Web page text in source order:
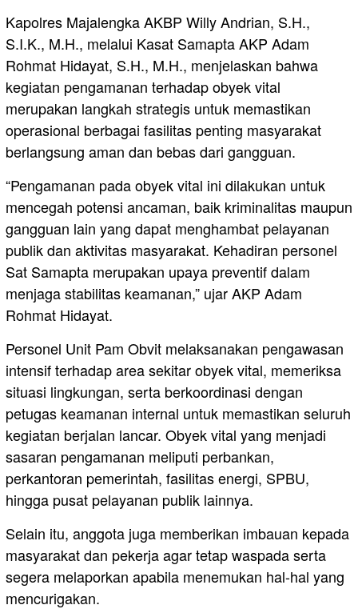
Kapolres Majalengka AKBP Willy Andrian, S.H.,
S.I.K., M.H., melalui Kasat Samapta AKP Adam
Rohmat Hidayat, S.H., M.H., menjelaskan bahwa
kegiatan pengamanan terhadap obyek vital
merupakan langkah strategis untuk memastikan
operasional berbagai fasilitas penting masyarakat
berlangsung aman dan bebas dari gangguan.
“Pengamanan pada obyek vital ini dilakukan untuk
mencegah potensi ancaman, baik kriminalitas maupun
gangguan lain yang dapat menghambat pelayanan
publik dan aktivitas masyarakat. Kehadiran personel
Sat Samapta merupakan upaya preventif dalam
menjaga stabilitas keamanan,” ujar AKP Adam
Rohmat Hidayat.
Personel Unit Pam Obvit melaksanakan pengawasan
intensif terhadap area sekitar obyek vital, memeriksa
situasi lingkungan, serta berkoordinasi dengan
petugas keamanan internal untuk memastikan seluruh
kegiatan berjalan lancar. Obyek vital yang menjadi
sasaran pengamanan meliputi perbankan,
perkantoran pemerintah, fasilitas energi, SPBU,
hingga pusat pelayanan publik lainnya.
Selain itu, anggota juga memberikan imbauan kepada
masyarakat dan pekerja agar tetap waspada serta
segera melaporkan apabila menemukan hal-hal yang
mencurigakan.